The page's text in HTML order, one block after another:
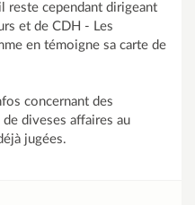
reste cependant dirigeant
et de CDH - Les
en témoigne sa carte de
concernant des
diveses affaires au
jugées.